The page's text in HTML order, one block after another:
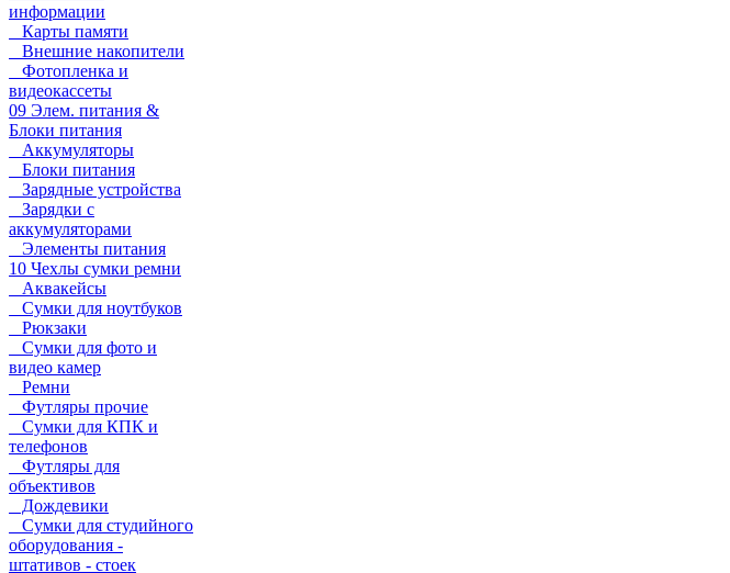
информации
Карты памяти
Внешние накопители
Фотопленка и
видеокассеты
09 Элем. питания &
Блоки питания
Аккумуляторы
Блоки питания
Зарядные устройства
Зарядки с
аккумуляторами
Элементы питания
10 Чехлы сумки ремни
Аквакейсы
Сумки для ноутбуков
Рюкзаки
Сумки для фото и
видео камер
Ремни
Футляры прочие
Сумки для КПК и
телефонов
Футляры для
объективов
Дождевики
Сумки для студийного
оборудования -
штативов - стоек